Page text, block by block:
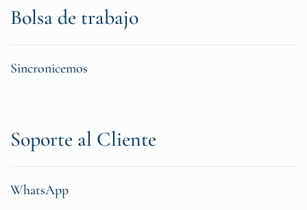
Bolsa de trabajo
Sincronicemos
Soporte al Cliente
WhatsApp